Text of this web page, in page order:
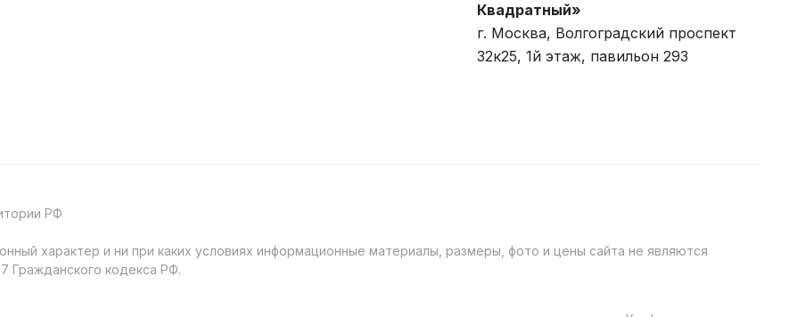
Квадратный»
г. Москва, Волгоградский проспект
32к25, 1й этаж, павильон 293
РФ
характер и ни при каких условиях информационные материалы, размеры, фото и цены сайта не являются
Гражданского кодекса РФ.